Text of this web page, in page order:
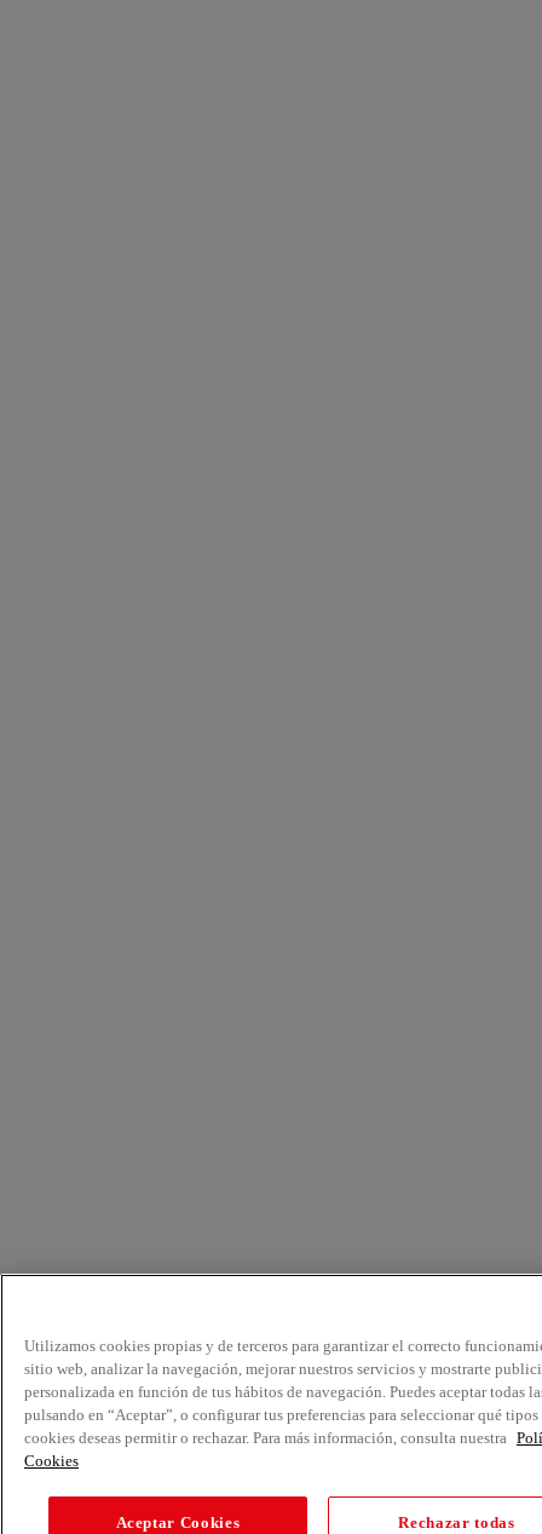
Utilizamos cookies propias y de terceros para garantizar el correcto
sitio web, analizar la navegación, mejorar nuestros servicios y mostrarte
personalizada en función de tus hábitos de navegación. Puedes aceptar todas
pulsando en “Aceptar”, o configurar tus preferencias para seleccionar qué tipos
cookies deseas permitir o rechazar. Para más información, consulta nuestra
Cookies
Aceptar Cookies Rechazar todas